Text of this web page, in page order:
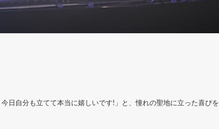
日自分も立てて本当に嬉しいです!」と、憧れの聖地に立った喜びを